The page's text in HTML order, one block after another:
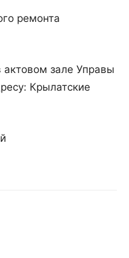
ремонта
актовом зале Управы
Крылатские